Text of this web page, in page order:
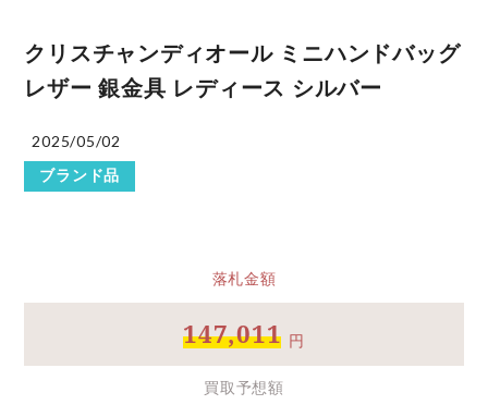
クリスチャンディオール ミニハンドバッグ
レザー 銀金具 レディース シルバー
2025/05/02
ブランド品
落札金額
147,011 円
買取予想額